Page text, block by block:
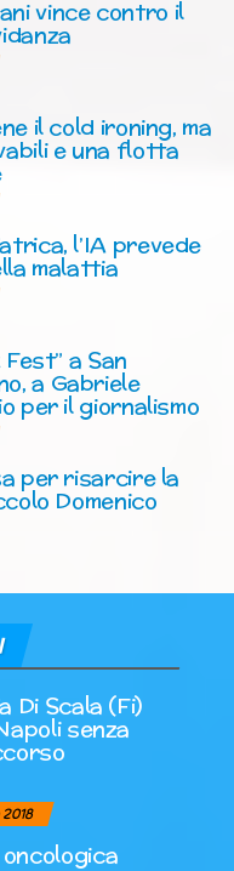
vince contro il
il cold ironing, ma
e una flotta
l’IA prevede
malattia
a San
a Gabriele
per il giornalismo
per risarcire la
Domenico
Di Scala (Fi)
senza